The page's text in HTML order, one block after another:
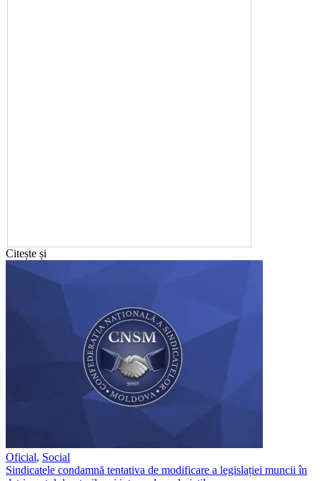
Citește și
Oficial, Social
Sindicatele condamnă tentativa de modificare a legislației muncii în